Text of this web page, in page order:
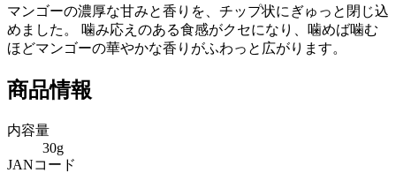
マンゴーの濃厚な甘みと香りを、チップ状にぎゅっと閉じ込
めました。 噛み応えのある食感がクセになり、噛めば噛む
ほどマンゴーの華やかな香りがふわっと広がります。
商品情報
内容量
30g
JANコード